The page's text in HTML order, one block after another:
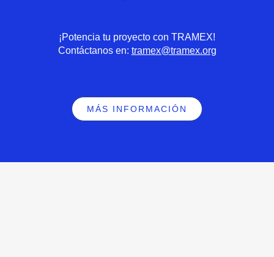
¡Potencia tu proyecto con TRAMEX!
Contáctanos en: tramex@tramex.org
MÁS INFORMACIÓN